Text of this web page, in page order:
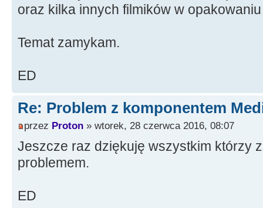
oraz kilka innych filmików w
Temat zamykam.
ED
Re: Problem z komponentem
przez Proton » wtorek, 28 czerwca 2016, 08:07
Jeszcze raz dziękuję wszystkim którzy
problemem.
ED